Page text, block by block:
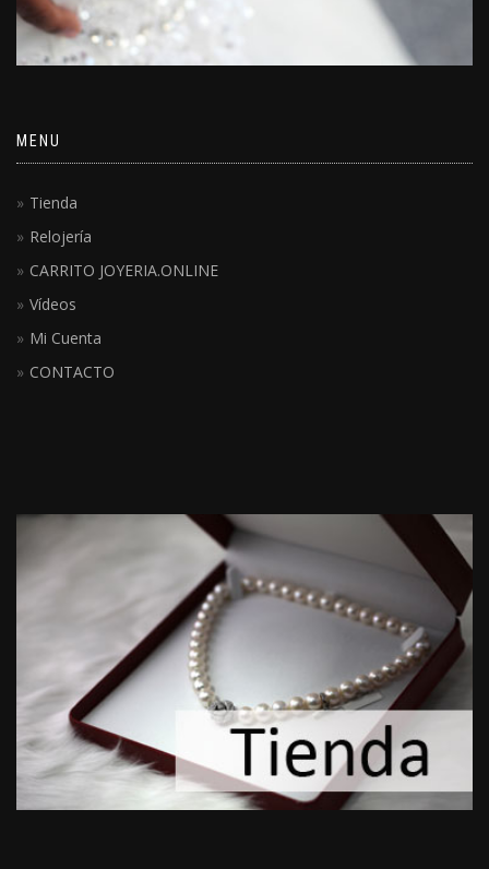
MENU
Tienda
Relojería
CARRITO JOYERIA.ONLINE
Vídeos
Mi Cuenta
CONTACTO